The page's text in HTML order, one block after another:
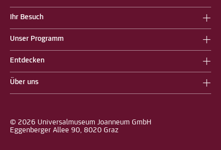
Ihr Besuch
Unser Programm
Entdecken
Über uns
© 2026 Universalmuseum Joanneum GmbH
Eggenberger Allee 90, 8020 Graz